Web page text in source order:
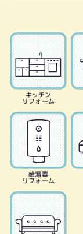
キッチン
リフォーム
給湯器
リフォーム